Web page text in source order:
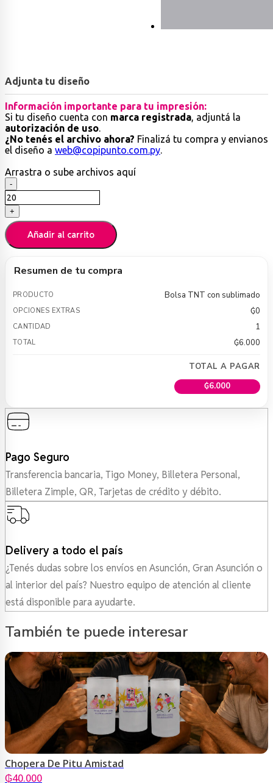
Adjunta tu diseño
Información importante para tu impresión:
Si tu diseño cuenta con marca registrada, adjuntá la
autorización de uso.
¿No tenés el archivo ahora? Finalizá tu compra y envianos
el diseño a web@copipunto.com.py.
Arrastra o sube archivos aquí
Bolsa
TNT
con
sublimado
cantidad
-
+
Añadir al carrito
Resumen de tu compra
Bolsa TNT con sublimado
₲0
1
₲6.000
TOTAL A PAGAR
₲6.000
Pago Seguro
Transferencia bancaria, Tigo Money, Billetera Personal,
Billetera Zimple, QR, Tarjetas de crédito y débito.
Delivery a todo el país
¿Tenés dudas sobre los envíos en Asunción, Gran Asunción o
al interior del país? Nuestro equipo de atención al cliente
está disponible para ayudarte.
También te puede interesar
Chopera De Pitu Amistad
₲40.000